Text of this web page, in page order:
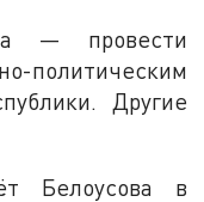
— провести
Другие
Белоусова в